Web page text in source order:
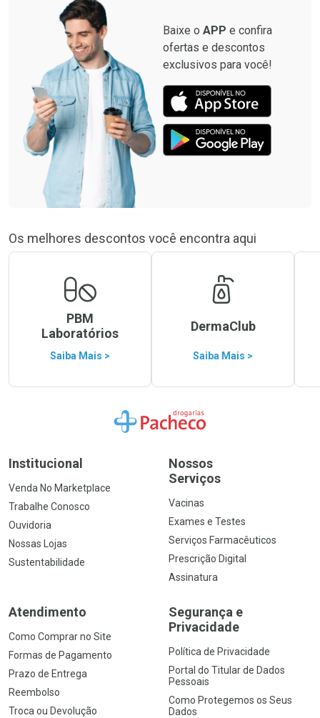
Baixe o APP e confira
ofertas e descontos
exclusivos para você!
Os melhores descontos você encontra aqui
PBM
Laboratórios
Saiba Mais >
DermaClub
Saiba Mais >
Ir para a Home
Institucional
Venda No Marketplace
Trabalhe Conosco
Ouvidoria
Nossas Lojas
Sustentabilidade
Nossos
Serviços
Vacinas
Exames e Testes
Serviços Farmacêuticos
Prescrição Digital
Assinatura
Atendimento
Como Comprar no Site
Formas de Pagamento
Prazo de Entrega
Reembolso
Troca ou Devolução
Segurança e
Privacidade
Política de Privacidade
Portal do Titular de Dados
Pessoais
Como Protegemos os Seus
Dados